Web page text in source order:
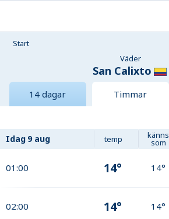
Start
Väder
San Calixto
14 dagar Timmar
Idag 9 aug temp känns
som
01:00 14° 14°
02:00 14° 14°